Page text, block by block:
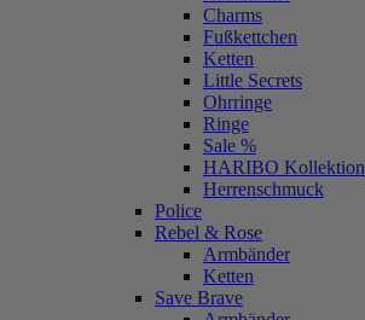
Charms
Fußkettchen
Ketten
Little Secrets
Ohrringe
Ringe
Sale %
HARIBO Kollektion
Herrenschmuck
Police
Rebel & Rose
Armbänder
Ketten
Save Brave